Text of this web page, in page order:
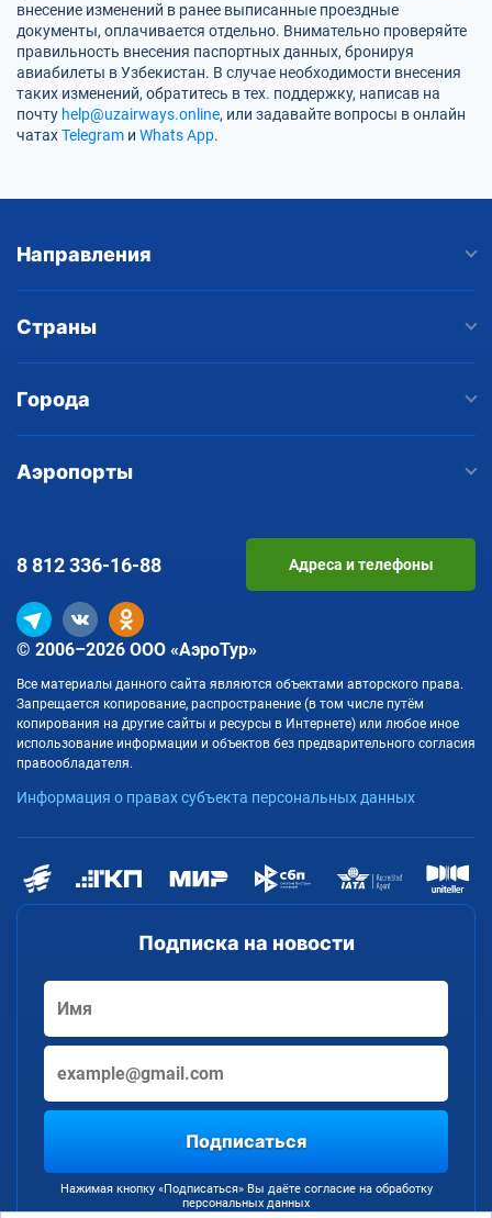
внесение изменений в ранее выписанные проездные
документы, оплачивается отдельно. Внимательно проверяйте
правильность внесения паспортных данных, бронируя
авиабилеты в Узбекистан. В случае необходимости внесения
таких изменений, обратитесь в тех. поддержку, написав на
почту help@uzairways.online, или задавайте вопросы в онлайн
чатахTelegram и Whats App.
Направления
Страны
Города
Аэропорты
Подписка на новости
Подписаться
Нажимая кнопку «Подписаться» Вы даёте согласие на обработку
персональных данных
© 2006–2026 ООО «АэроТур»
Все материалы данного сайта являются объектами авторского права.
Запрещается копирование, распространение (в том числе путём
копирования на другие сайты и ресурсы в Интернете) или любое иное
использование информации и объектов без предварительного согласия
правообладателя.
Информация о правах субъекта персональных данных
8 812336-16-88 Адреса и телефоны